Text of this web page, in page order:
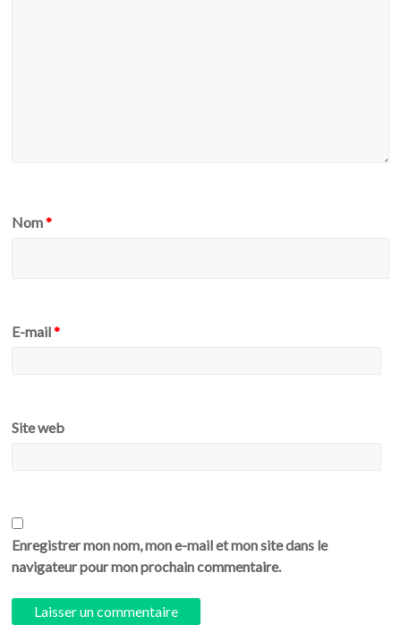
Nom*
E-mail*
Site web
Enregistrer mon nom, mon e-mail et mon site dans le
navigateur pour mon prochain commentaire.